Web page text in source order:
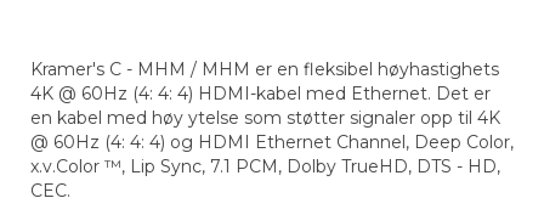
Kramer's C - MHM / MHM er en fleksibel høyhastighets
4K @ 60Hz (4: 4: 4) HDMI-kabel med Ethernet. Det er
en kabel med høy ytelse som støtter signaler opp til 4K
@ 60Hz (4: 4: 4) og HDMI Ethernet Channel, Deep Color,
x.v.Color ™, Lip Sync, 7.1 PCM, Dolby TrueHD, DTS - HD,
CEC.